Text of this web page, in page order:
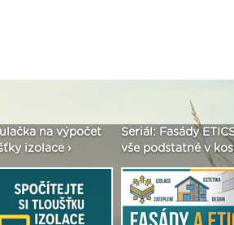
na výpočet
izolace ›
Seriál: Fasády
vše podstatné v